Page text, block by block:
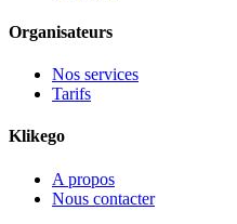
Organisateurs
Nos services
Tarifs
Klikego
A propos
Nous contacter